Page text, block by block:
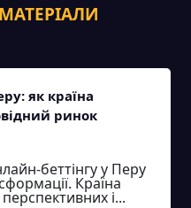
як країна
ринок
беттінгу у Перу
Країна
і...